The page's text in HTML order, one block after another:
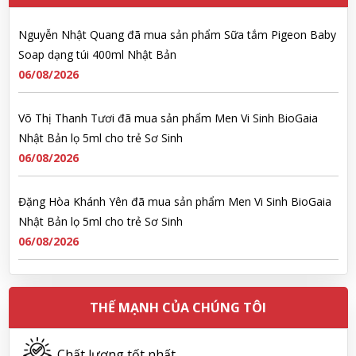
Nguyễn Nhật Quang đã mua sản phẩm Sữa tắm Pigeon Baby
Soap dạng túi 400ml Nhật Bản
06/08/2026
Võ Thị Thanh Tươi đã mua sản phẩm Men Vi Sinh BioGaia
Nhật Bản lọ 5ml cho trẻ Sơ Sinh
06/08/2026
Đặng Hòa Khánh Yên đã mua sản phẩm Men Vi Sinh BioGaia
Nhật Bản lọ 5ml cho trẻ Sơ Sinh
06/08/2026
Nguyễn Văn Cảnh đã mua sản phẩm Sữa Meiji số 0 Hohoemi
Milk (0-1 tuổi), hàng nội địa Nhật (hộp thiếc 800g)
06/08/2026
THẾ MẠNH CỦA CHÚNG TÔI